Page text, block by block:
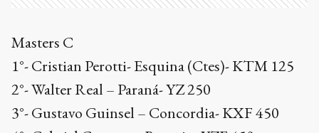
Masters C
1°- Cristian Perotti- Esquina (Ctes)- KTM 125
2°- Walter Real – Paraná- YZ 250
3°- Gustavo Guinsel – Concordia- KXF 450